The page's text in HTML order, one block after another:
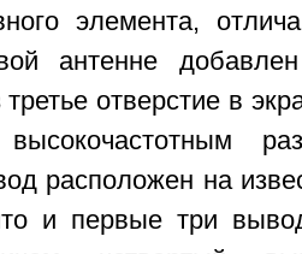
элемента,
антенне
третье отверстие в
расположен на
и первые три